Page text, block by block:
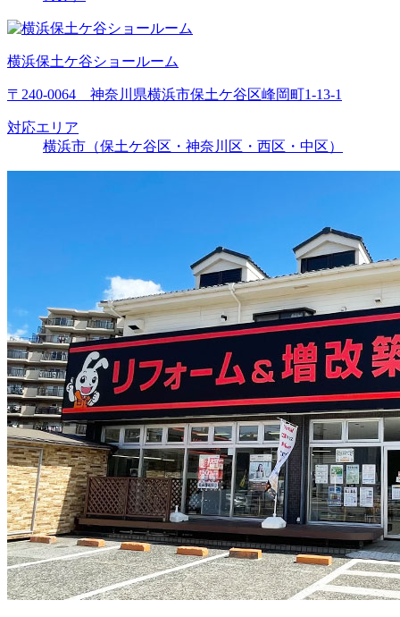
横浜保土ケ谷ショールーム
〒240-0064 神奈川県横浜市保土ケ谷区峰岡町1-13-1
対応エリア
横浜市（保土ケ谷区・神奈川区・西区・中区）